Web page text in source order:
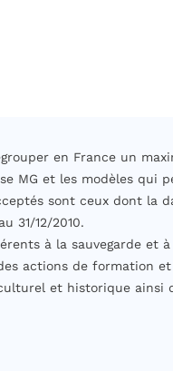
en France un
MG et les modèles qui
sont ceux dont la
31/12/2010.
à la sauvegarde et
actions de formation
et historique ainsi